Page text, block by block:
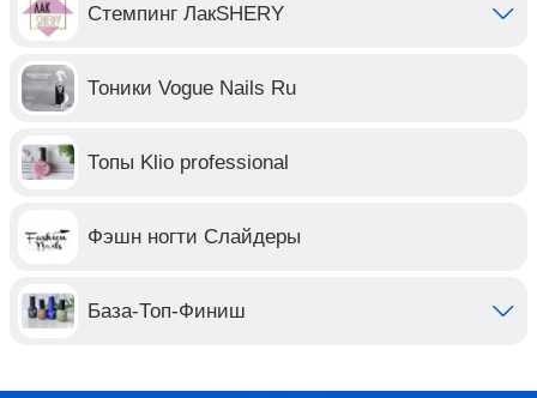
Стемпинг ЛакSHERY
Тоники Vogue Nails Ru
Топы Klio professional
Фэшн ногти Слайдеры
База-Топ-Финиш